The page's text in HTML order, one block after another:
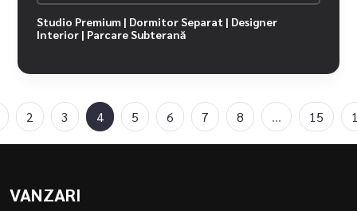
Studio Premium | Dormitor Separat | Designer
Interior | Parcare Subterană
2 3 4 5 6 7 8 ... 15
VANZARI